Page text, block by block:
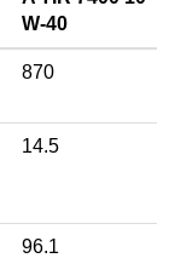
W-40
870
14.5
96.1